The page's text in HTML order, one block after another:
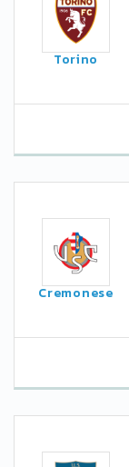
Torino
Cremonese